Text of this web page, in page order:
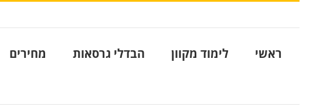
ראשי לימוד מקוון הבדלי גרסאות מחירים